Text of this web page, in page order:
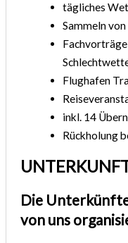
tägliches
Sammeln
Flughafen
inkl. 14
Rückholung
Die
von uns